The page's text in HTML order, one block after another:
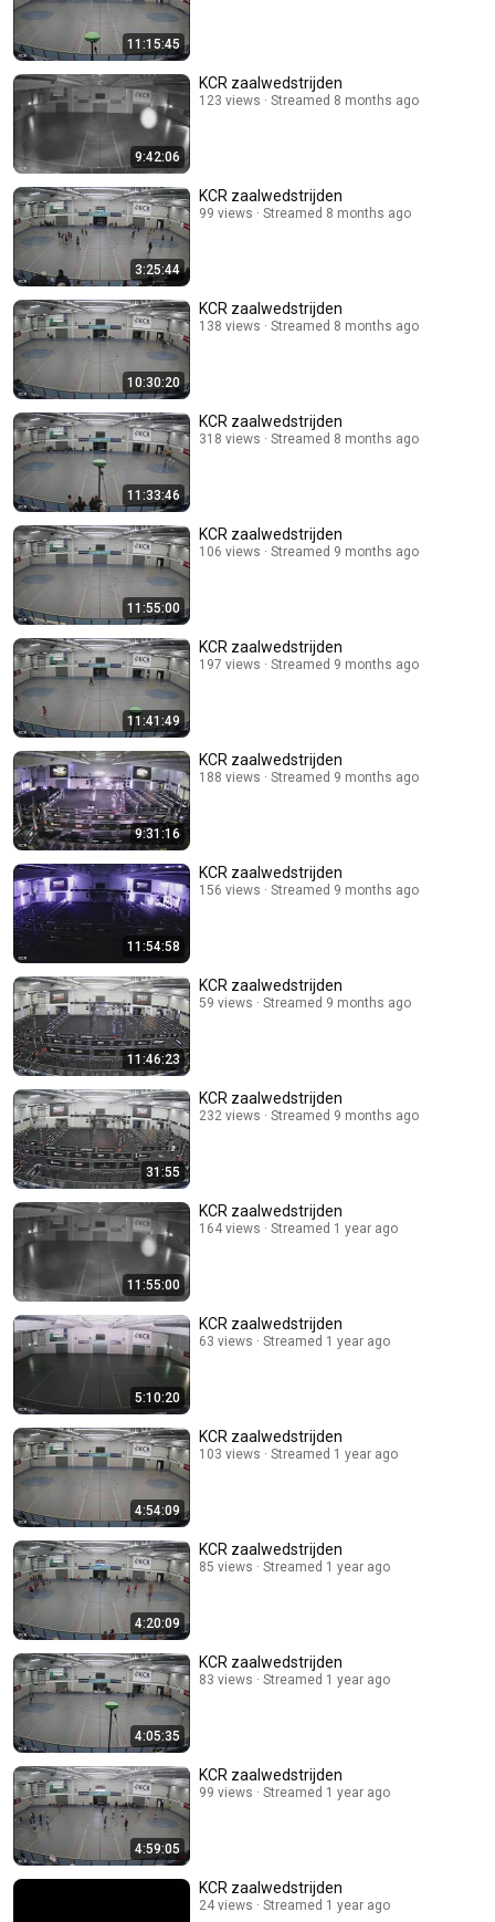
11:15:45
9:42:06
KCR zaalwedstrijden
123 views Streamed 8 months ago
3:25:44
KCR zaalwedstrijden
99 views Streamed 8 months ago
10:30:20
KCR zaalwedstrijden
138 views Streamed 8 months ago
11:33:46
KCR zaalwedstrijden
318 views Streamed 8 months ago
11:55:00
KCR zaalwedstrijden
106 views Streamed 9 months ago
11:41:49
KCR zaalwedstrijden
197 views Streamed 9 months ago
9:31:16
KCR zaalwedstrijden
188 views Streamed 9 months ago
11:54:58
KCR zaalwedstrijden
156 views Streamed 9 months ago
11:46:23
KCR zaalwedstrijden
59 views Streamed 9 months ago
31:55
KCR zaalwedstrijden
232 views Streamed 9 months ago
11:55:00
KCR zaalwedstrijden
164 views Streamed 1 year ago
5:10:20
KCR zaalwedstrijden
63 views Streamed 1 year ago
4:54:09
KCR zaalwedstrijden
103 views Streamed 1 year ago
4:20:09
KCR zaalwedstrijden
85 views Streamed 1 year ago
4:05:35
KCR zaalwedstrijden
83 views Streamed 1 year ago
4:59:05
KCR zaalwedstrijden
99 views Streamed 1 year ago
KCR zaalwedstrijden
24 views Streamed 1 year ago